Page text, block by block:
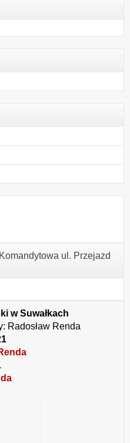
ul. Przejazd
w Suwałkach
Radosław Renda